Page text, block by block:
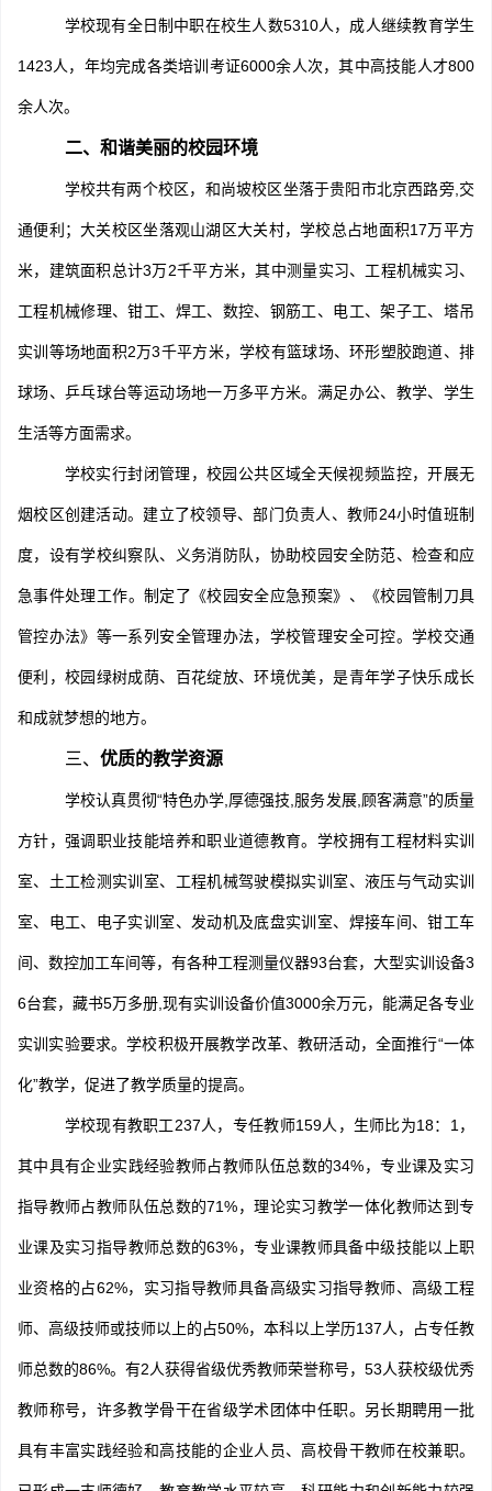
学校现有全日制中职在校生人数5310人，成人继续教育学生
1423人，年均完成各类培训考证6000余人次，其中高技能人才800
余人次。
二、和谐美丽的校园环境
学校共有两个校区，和尚坡校区坐落于贵阳市北京西路旁,交
通便利；大关校区坐落观山湖区大关村，学校总占地面积17万平方
米，建筑面积总计3万2千平方米，其中测量实习、工程机械实习、
工程机械修理、钳工、焊工、数控、钢筋工、电工、架子工、塔吊
实训等场地面积2万3千平方米，学校有篮球场、环形塑胶跑道、排
球场、乒乓球台等运动场地一万多平方米。满足办公、教学、学生
生活等方面需求。
学校实行封闭管理，校园公共区域全天候视频监控，开展无
烟校区创建活动。建立了校领导、部门负责人、教师24小时值班制
度，设有学校纠察队、义务消防队，协助校园安全防范、检查和应
急事件处理工作。制定了《校园安全应急预案》、《校园管制刀具
管控办法》等一系列安全管理办法，学校管理安全可控。 学校交通
便利，校园绿树成荫、百花绽放、环境优美，是青年学子快乐成长
和成就梦想的地方。
三、 优质的教学资源
学校认真贯彻“特色办学,厚德强技,服务发展,顾客满意”的质量
方针，强调职业技能培养和职业道德教育。学校拥有工程材料实训
室、土工检测实训室、工程机械驾驶模拟实训室、液压与气动实训
室、电工、电子实训室、发动机及底盘实训室、焊接车间、钳工车
间、数控加工车间等，有各种工程测量仪器93台套，大型实训设备3
6台套，藏书5万多册,现有实训设备价值3000余万元，能满足各专业
实训实验要求。学校积极开展教学改革、教研活动，全面推行“一体
化”教学，促进了教学质量的提高。
学校现有教职工237人，专任教师159人，生师比为18：1，
其中具有企业实践经验教师占教师队伍总数的34%，专业课及实习
指导教师占教师队伍总数的71%，理论实习教学一体化教师达到专
业课及实习指导教师总数的63%，专业课教师具备中级技能以上职
业资格的占62%，实习指导教师具备高级实习指导教师、高级工程
师、高级技师或技师以上的占50%，本科以上学历137人，占专任教
师总数的86%。有2人获得省级优秀教师荣誉称号，53人获校级优秀
教师称号，许多教学骨干在省级学术团体中任职。另长期聘用一批
具有丰富实践经验和高技能的企业人员、高校骨干教师在校兼职。